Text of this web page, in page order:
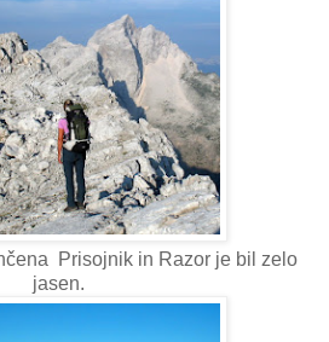
Prisojnik in Razor je bil zelo
jasen.